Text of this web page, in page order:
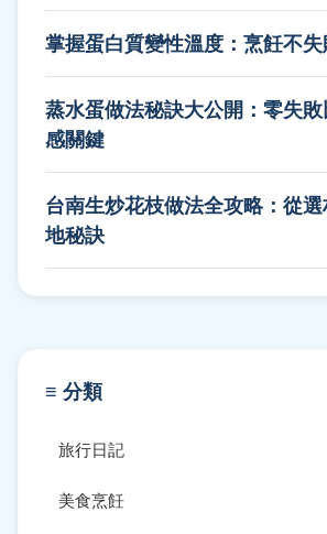
掌握蛋白質變性溫度：烹飪不
蒸水蛋做法秘訣大公開：零失
感關鍵
台南生炒花枝做法全攻略：從
地秘訣
≡ 分類
旅行日記
美食烹飪